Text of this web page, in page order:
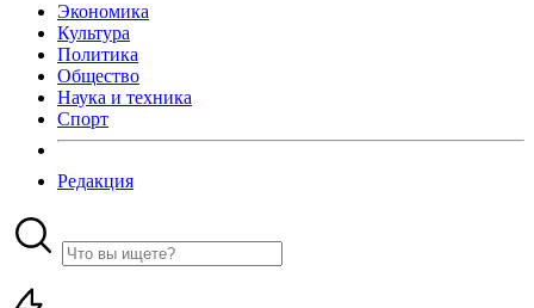
Экономика
Культура
Политика
Общество
Наука и техника
Спорт
Редакция